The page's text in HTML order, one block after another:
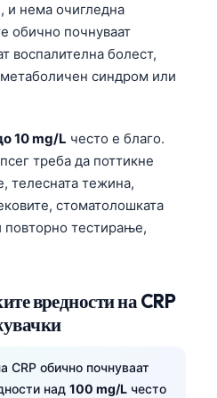
, и нема очигледна
обично почнуваат
воспалителна болест,
синдром или
10 mg/L често е благо.
треба да поттикне
телесната тежина,
стоматолошката
повторно тестирање,
вредности на CRP
CRP обично почнуваат
над 100 mg/L често